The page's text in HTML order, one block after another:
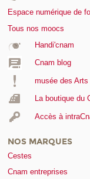
Espace numérique de
Tous nos moocs
Handi'cnam
Cnam blog
musée des
La boutique du
Accès à
NOS MARQUES
Cestes
Cnam entreprises